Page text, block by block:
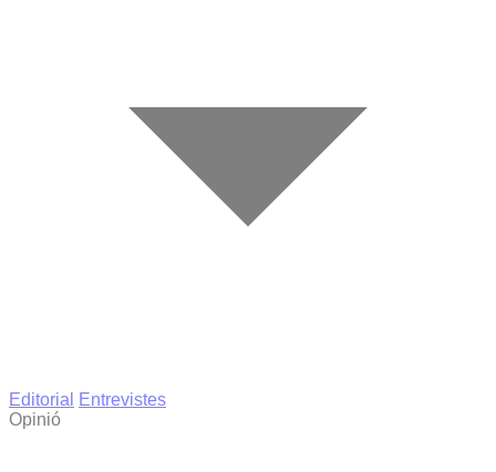
Editorial
Entrevistes
Opinió